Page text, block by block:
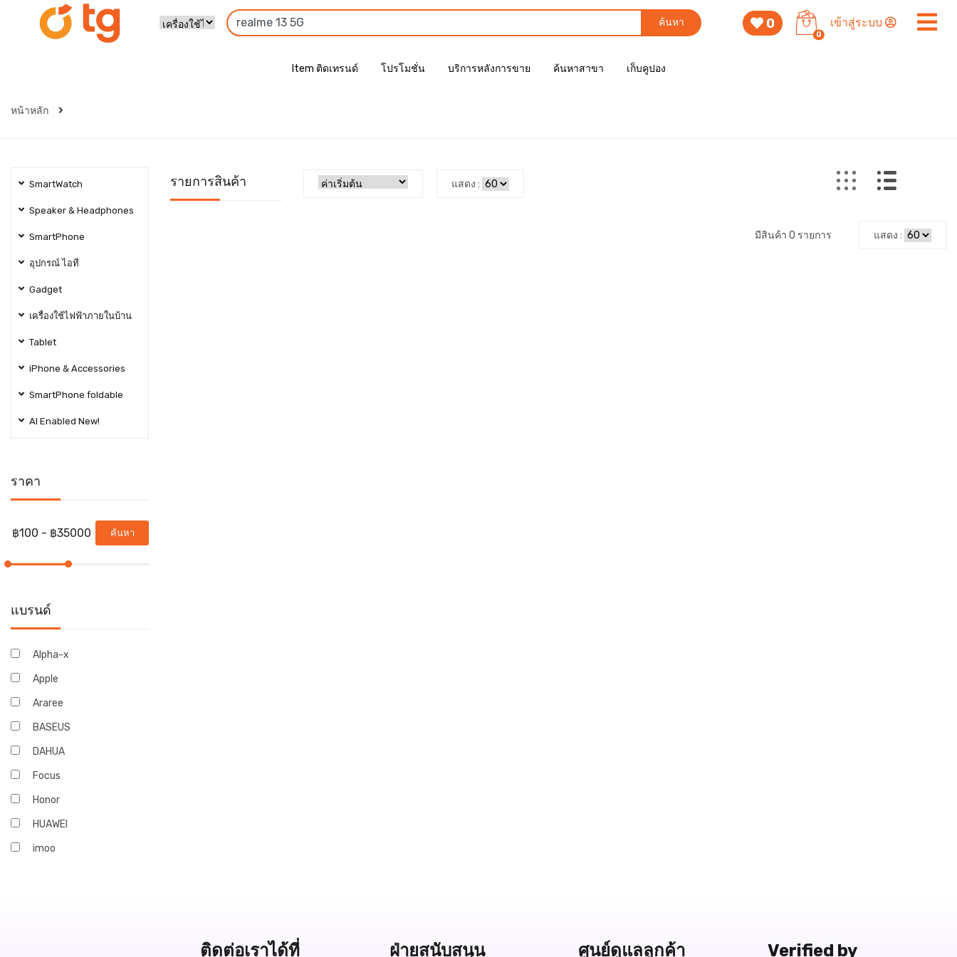
ค้นหา 0
0
เข้าสู่ระบบ
Item ติดเทรนด์ โปรโมชั่น บริการหลังการขาย ค้นหาสาขา เก็บคูปอง
หน้าหลัก
SmartWatch
Speaker & Headphones
SmartPhone
อุปกรณ์ ไอที
Gadget
เครื่องใช้ไฟฟ้าภายในบ้าน
Tablet
iPhone & Accessories
SmartPhone foldable
AI Enabled New!
ราคา
ค้นหา
แบรนด์
Alpha-x
Apple
Araree
BASEUS
DAHUA
Focus
Honor
HUAWEI
imoo
รายการสินค้า แสดง :
มีสินค้า 0 รายการ แสดง :
ติดต่อเราได้ที่ ฝ่ายสนับสนุน ศูนย์ดูแลลูกค้า Verified by